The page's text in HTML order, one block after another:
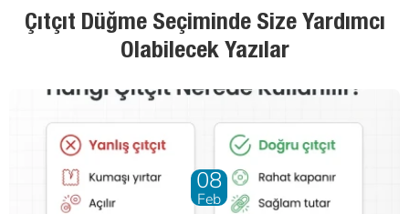
Çıtçıt Düğme Seçiminde Size Yardımcı
Olabilecek Yazılar
01
May